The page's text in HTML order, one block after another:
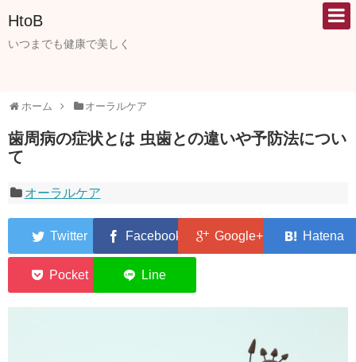
HtoB
いつまでも健康で美しく
ホーム オーラルケア
歯周病の症状とは 虫歯との違いや予防法につい
て
オーラルケア